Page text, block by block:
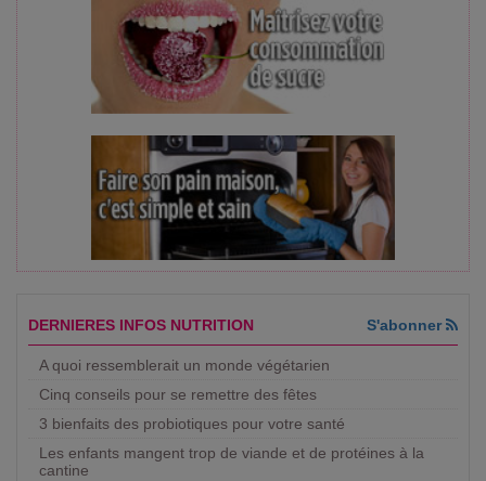
DERNIERES INFOS NUTRITION S'abonner
A quoi ressemblerait un monde végétarien
Cinq conseils pour se remettre des fêtes
3 bienfaits des probiotiques pour votre santé
Les enfants mangent trop de viande et de protéines à la
cantine